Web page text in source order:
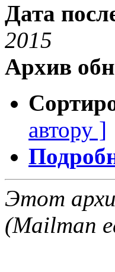
Дата
2015
Архив
автору ]
Этот
(Mailman